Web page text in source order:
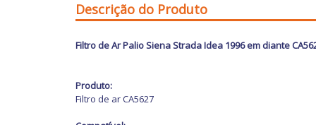
Descrição do Produto
Filtro de Ar Palio Siena Strada Idea 1996 em diante
Produto:
Filtro de ar CA5627